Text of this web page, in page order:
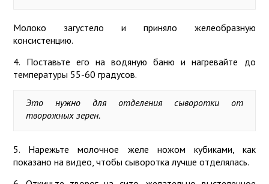
Молоко загустело и приняло желеобразную
консистенцию.
4. Поставьте его на водяную баню и нагревайте до
температуры 55-60 градусов.
Это нужно для отделения сыворотки от
творожных зерен.
5. Нарежьте молочное желе ножом кубиками, как
показано на видео, чтобы сыворотка лучше отделялась.